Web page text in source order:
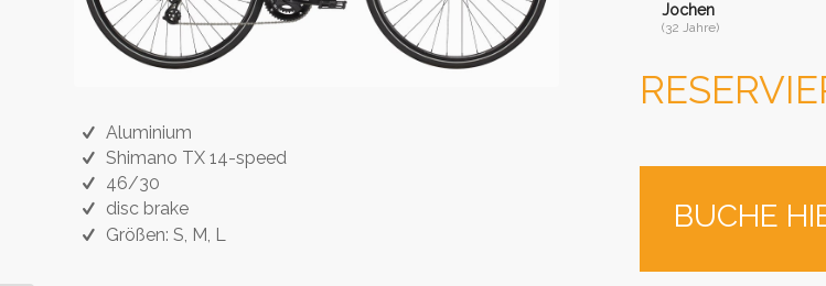
Aluminium
Shimano TX 14-speed
46/30
disc brake
Größen: S, M, L
Jochen
(32 Jahre)
BUCHE